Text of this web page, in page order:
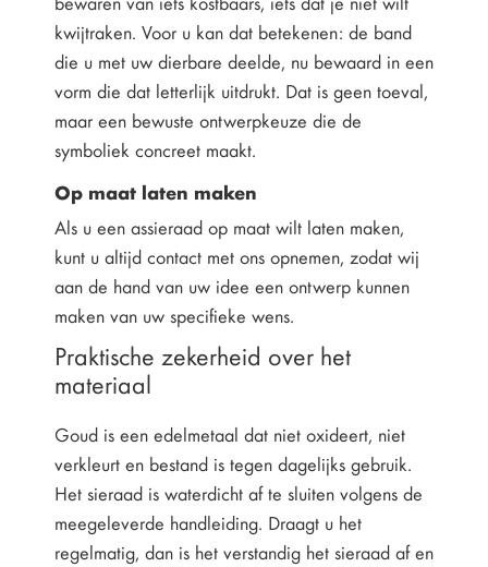
kwijtraken. Voor u kan dat betekenen: de band
die u met uw dierbare deelde, nu bewaard in een
vorm die dat letterlijk uitdrukt. Dat is geen toeval,
maar een bewuste ontwerpkeuze die de
symboliek concreet maakt.
Op maat laten maken
Als u een assieraad op maat wilt laten maken,
kunt u altijd contact met ons opnemen, zodat wij
aan de hand van uw idee een ontwerp kunnen
maken van uw specifieke wens.
Praktische zekerheid over het
materiaal
Goud is een edelmetaal dat niet oxideert, niet
verkleurt en bestand is tegen dagelijks gebruik.
Het sieraad is waterdicht af te sluiten volgens de
meegeleverde handleiding. Draagt u het
regelmatig, dan is het verstandig het sieraad af en